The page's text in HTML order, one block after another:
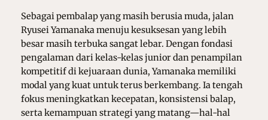
Sebagai pembalap yang masih berusia muda, jalan
Ryusei Yamanaka menuju kesuksesan yang lebih
besar masih terbuka sangat lebar. Dengan fondasi
pengalaman dari kelas-kelas junior dan penampilan
kompetitif di kejuaraan dunia, Yamanaka memiliki
modal yang kuat untuk terus berkembang. Ia tengah
fokus meningkatkan kecepatan, konsistensi balap,
serta kemampuan strategi yang matang—hal-hal